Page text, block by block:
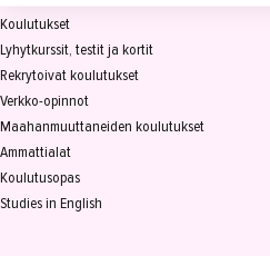
Koulutukset
Lyhytkurssit, testit ja kortit
Rekrytoivat koulutukset
Verkko-opinnot
Maahanmuuttaneiden koulutukset
Ammattialat
Koulutusopas
Studies in English